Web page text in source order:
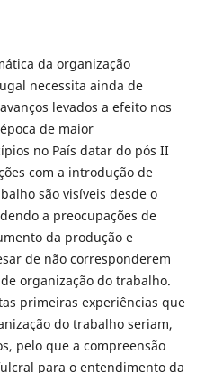
da organização
necessita ainda de
levados a efeito nos
de maior
no País datar do pós II
com a introdução de
são visíveis desde o
a preocupações de
da produção e
de não corresponderem
organização do trabalho.
primeiras experiências que
do trabalho seriam,
pelo que a compreensão
para o entendimento da